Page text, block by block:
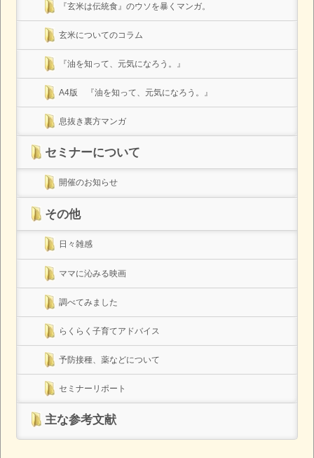
『玄米は伝統食』のウソを暴くマンガ。
玄米についてのコラム
『油を知って、元気になろう。』
A4版 『油を知って、元気になろう。』
息抜き裏方マンガ
セミナーについて
開催のお知らせ
その他
日々雑感
ママに沁みる映画
調べてみました
らくらく子育てアドバイス
予防接種、薬などについて
セミナーリポート
主な参考文献